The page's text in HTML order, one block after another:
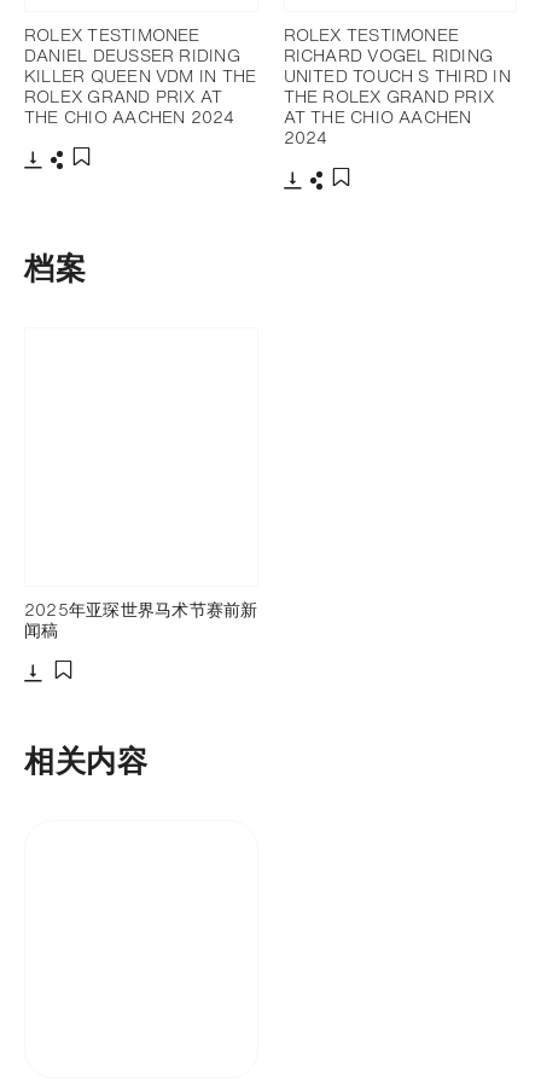
ROLEX TESTIMONEE
DANIEL DEUSSER RIDING
KILLER QUEEN VDM IN THE
ROLEX GRAND PRIX AT
THE CHIO AACHEN 2024
ROLEX TESTIMONEE
RICHARD VOGEL RIDING
UNITED TOUCH S THIRD IN
THE ROLEX GRAND PRIX
AT THE CHIO AACHEN
2024
档案
2025年亚琛世界马术节赛前新
闻稿
相关内容